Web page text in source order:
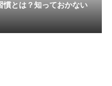
慣とは？知っておかない